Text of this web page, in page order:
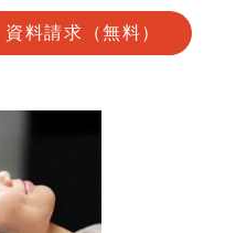
資料請求（無料）